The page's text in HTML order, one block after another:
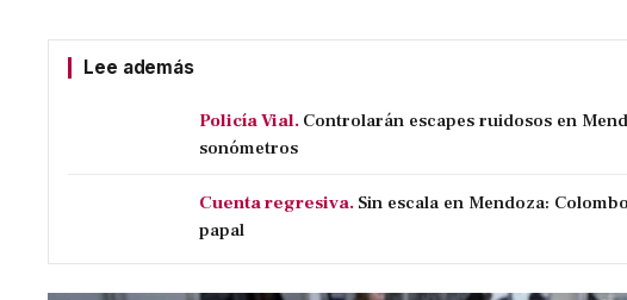
Lee además
Policía Vial. Controlarán escapes ruidosos en
sonómetros
Cuenta regresiva. Sin escala en Mendoza:
papal